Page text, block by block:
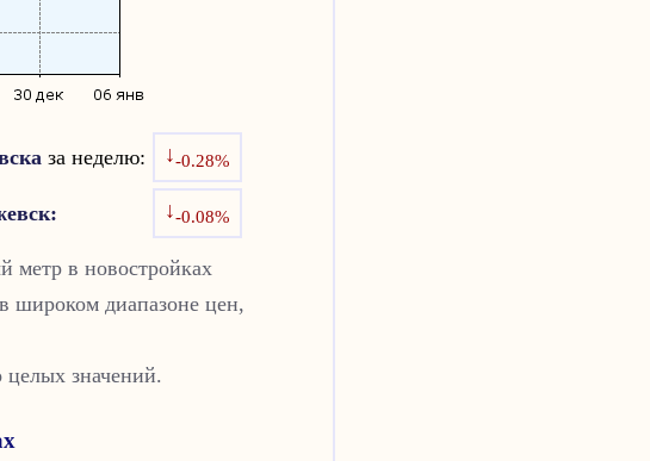
за неделю: ↓-0.28%
: ↓-0.08%
метр в новостройках
широком диапазоне цен,
значений.